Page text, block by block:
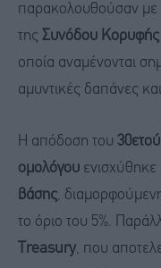
παρακολουθούσαν με
της Συνόδου
οποία αναμένονται
αμυντικές δαπάνες και
Η απόδοση του
ομολόγου
βάσης,
το όριο του 5%.
Treasury, που